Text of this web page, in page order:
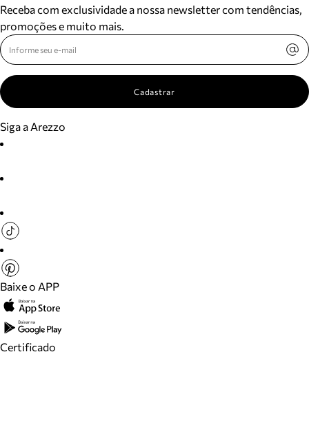
Receba com exclusividade a nossa newsletter com tendências,
promoções e muito mais.
Cadastrar
Siga a Arezzo
Baixe o APP
Certificado